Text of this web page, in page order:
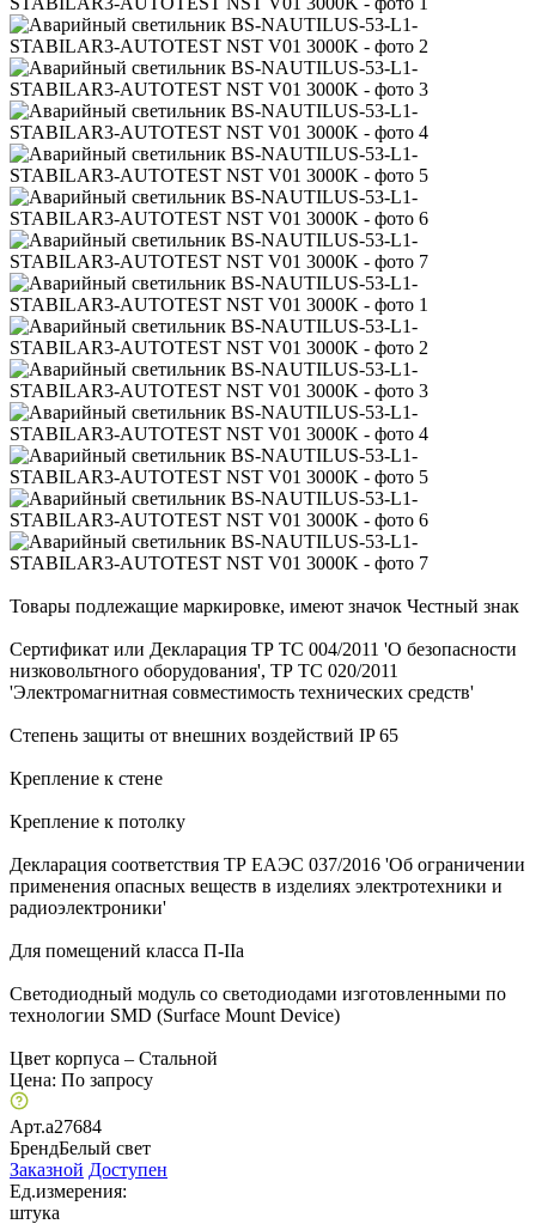
Товары подлежащие маркировке, имеют значок Честный знак
Сертификат или Декларация ТР ТС 004/2011 'О безопасности
низковольтного оборудования', ТР ТС 020/2011
'Электромагнитная совместимость технических средств'
Степень защиты от внешних воздействий IP 65
Крепление к стене
Крепление к потолку
Декларация соответствия ТР ЕАЭС 037/2016 'Об ограничении
применения опасных веществ в изделиях электротехники и
радиоэлектроники'
Для помещений класса П-IIа
Светодиодный модуль со светодиодами изготовленными по
технологии SMD (Surface Mount Device)
Цвет корпуса – Стальной
Цена: По запросу
Арт.a27684
БрендБелый свет
Заказной Доступен
Ед.измерения:
штука